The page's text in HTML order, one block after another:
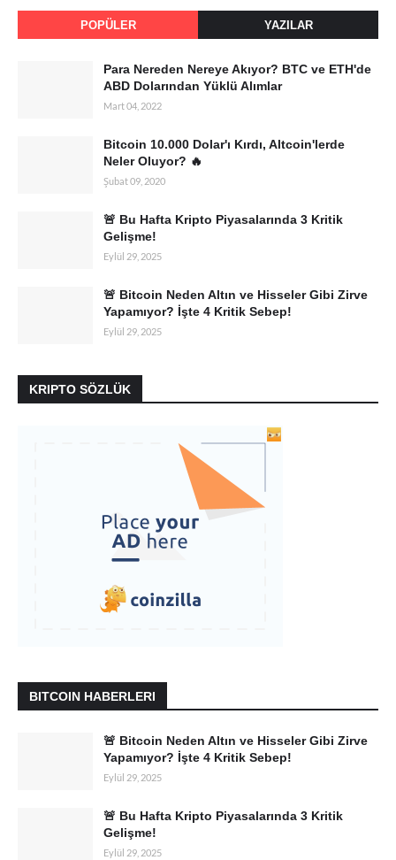
POPÜLER YAZILAR
Para Nereden Nereye Akıyor? BTC ve ETH'de
ABD Dolarından Yüklü Alımlar
Mart 04, 2022
Bitcoin 10.000 Dolar'ı Kırdı, Altcoin'lerde
Neler Oluyor? 🔥
Şubat 09, 2020
🚨 Bu Hafta Kripto Piyasalarında 3 Kritik
Gelişme!
Eylül 29, 2025
🚨 Bitcoin Neden Altın ve Hisseler Gibi Zirve
Yapamıyor? İşte 4 Kritik Sebep!
Eylül 29, 2025
KRIPTO SÖZLÜK
BITCOIN HABERLERI
🚨 Bitcoin Neden Altın ve Hisseler Gibi Zirve
Yapamıyor? İşte 4 Kritik Sebep!
Eylül 29, 2025
🚨 Bu Hafta Kripto Piyasalarında 3 Kritik
Gelişme!
Eylül 29, 2025